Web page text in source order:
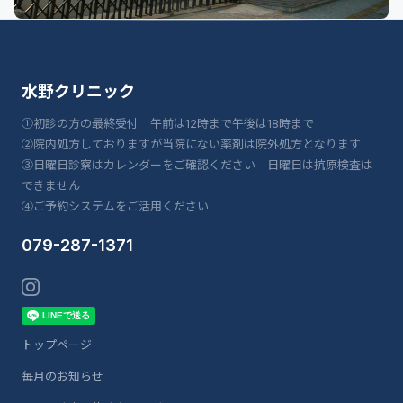
水野クリニック
①初診の方の最終受付 午前は12時まで午後は18時まで
②院内処方しておりますが当院にない薬剤は院外処方となります
③日曜日診察はカレンダーをご確認ください 日曜日は抗原検査は
できません
④ご予約システムをご活用ください
079-287-1371
トップページ
毎月のお知らせ